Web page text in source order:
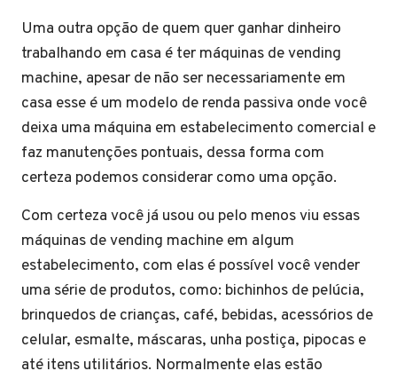
Uma outra opção de quem quer ganhar dinheiro
trabalhando em casa é ter máquinas de vending
machine, apesar de não ser necessariamente em
casa esse é um modelo de renda passiva onde você
deixa uma máquina em estabelecimento comercial e
faz manutenções pontuais, dessa forma com
certeza podemos considerar como uma opção.
Com certeza você já usou ou pelo menos viu essas
máquinas de vending machine em algum
estabelecimento, com elas é possível você vender
uma série de produtos, como: bichinhos de pelúcia,
brinquedos de crianças, café, bebidas, acessórios de
celular, esmalte, máscaras, unha postiça, pipocas e
até itens utilitários. Normalmente elas estão